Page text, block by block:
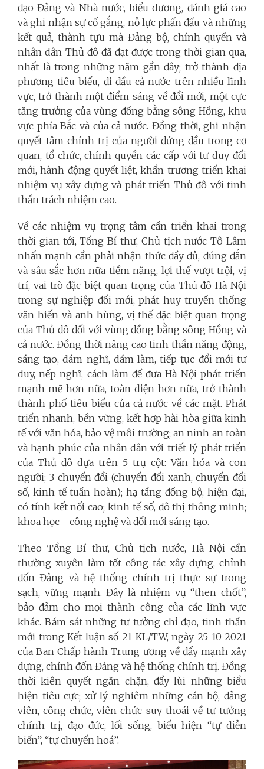
đạo Đảng và Nhà nước, biểu dương, đánh giá cao
và ghi nhận sự cố gắng, nỗ lực phấn đấu và những
kết quả, thành tựu mà Đảng bộ, chính quyền và
nhân dân Thủ đô đã đạt được trong thời gian qua,
nhất là trong những năm gần đây; trở thành địa
phương tiêu biểu, đi đầu cả nước trên nhiều lĩnh
vực, trở thành một điểm sáng về đổi mới, một cực
tăng trưởng của vùng đồng bằng sông Hồng, khu
vực phía Bắc và của cả nước. Đồng thời, ghi nhận
quyết tâm chính trị của người đứng đầu trong cơ
quan, tổ chức, chính quyền các cấp với tư duy đổi
mới, hành động quyết liệt, khẩn trương triển khai
nhiệm vụ xây dựng và phát triển Thủ đô với tinh
thần trách nhiệm cao.
Về các nhiệm vụ trọng tâm cần triển khai trong
thời gian tới, Tổng Bí thư, Chủ tịch nước Tô Lâm
nhấn mạnh cần phải nhận thức đầy đủ, đúng đắn
và sâu sắc hơn nữa tiềm năng, lợi thế vượt trội, vị
trí, vai trò đặc biệt quan trọng của Thủ đô Hà Nội
trong sự nghiệp đổi mới, phát huy truyền thống
văn hiến và anh hùng, vị thế đặc biệt quan trọng
của Thủ đô đối với vùng đồng bằng sông Hồng và
cả nước. Đồng thời nâng cao tinh thần năng động,
sáng tạo, dám nghĩ, dám làm, tiếp tục đổi mới tư
duy, nếp nghĩ, cách làm để đưa Hà Nội phát triển
mạnh mẽ hơn nữa, toàn diện hơn nữa, trở thành
thành phố tiêu biểu của cả nước về các mặt. Phát
triển nhanh, bền vững, kết hợp hài hòa giữa kinh
tế với văn hóa, bảo vệ môi trường; an ninh an toàn
và hạnh phúc của nhân dân với triết lý phát triển
của Thủ đô dựa trên 5 trụ cột: Văn hóa và con
người; 3 chuyển đổi (chuyển đổi xanh, chuyển đổi
số, kinh tế tuần hoàn); hạ tầng đồng bộ, hiện đại,
có tính kết nối cao; kinh tế số, đô thị thông minh;
khoa học - công nghệ và đổi mới sáng tạo.
Theo Tổng Bí thư, Chủ tịch nước, Hà Nội cần
thường xuyên làm tốt công tác xây dựng, chỉnh
đốn Đảng và hệ thống chính trị thực sự trong
sạch, vững mạnh. Đây là nhiệm vụ “then chốt”,
bảo đảm cho mọi thành công của các lĩnh vực
khác. Bám sát những tư tưởng chỉ đạo, tinh thần
mới trong Kết luận số 21-KL/TW, ngày 25-10-2021
của Ban Chấp hành Trung ương về đẩy mạnh xây
dựng, chỉnh đốn Đảng và hệ thống chính trị. Đồng
thời kiên quyết ngăn chặn, đẩy lùi những biểu
hiện tiêu cực; xử lý nghiêm những cán bộ, đảng
viên, công chức, viên chức suy thoái về tư tưởng
chính trị, đạo đức, lối sống, biểu hiện “tự diễn
biến”, “tự chuyển hoá”.